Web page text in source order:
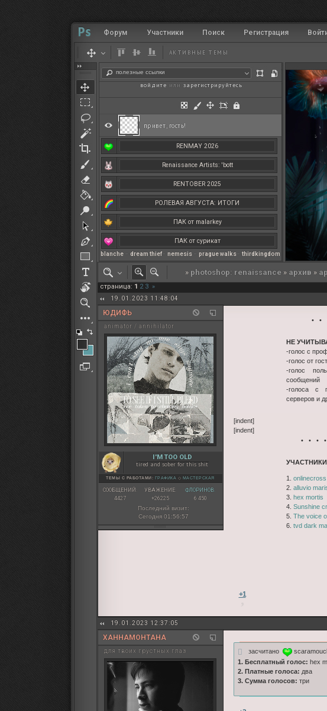
RENMAY 2026
Renaissance Artists: 'bott
RENTOBER 2025
РОЛЕВАЯ АВГУСТА: ИТОГИ
ПАК от malarkey
ПАК от сурикат
РЕНМАЙ
РОЛЕВАЯ МАРТА: ИТОГИ
полезные ссылки
blanche– dream thief– nemesis– prague walks– thirdkingdom
Форум Участники Поиск Регистрация
АКТИВНЫЕ ТЕМЫ
привет, гость!
войдите или зарегистрируйтесь
» photoshop: renaissance » архив »
страница: 1 2 3 »
19.01.2023 11:48:04
ЮДИФЬ
animator / annihilator
I'M TOO OLD
tired and sober for this shit
ТЕМЫ С РАБОТАМИ: ГРАФИКА ◇ МАСТЕРСКАЯ
СООБЩЕНИЙ:
4427
УВАЖЕНИЕ:
+26225
ФЛОРИНОВ:
6 450
Последний визит:
Сегодня 01:56:57
• •
НЕ
-голос с
-голос от
-голос
сообщений
-голоса с
серверов и
[indent]
[indent]
• • •
1. onlinecross
2. alluvio
3. hex mortis
4. Sunshine
5. The voice
6. tvd dark
+1
19.01.2023 12:37:05
ХАННАМОНТАНА
для твоих грустных глаз засчитано
1. Бесплатный голос: hex
2. Платные голоса: два
3. Сумма голосов: три